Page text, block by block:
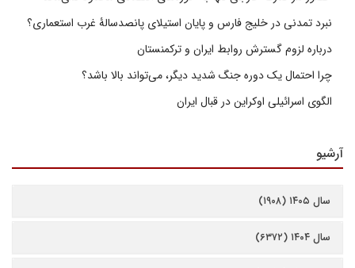
نبرد تمدنی در خلیج فارس و پایان استیلای پانصدسالۀ غرب استعماری؟
درباره لزوم گسترش روابط ایران و ترکمنستان
چرا احتمال یک دوره جنگ شدید دیگر، می‌تواند بالا باشد؟
الگوی اسرائیلی اوکراین در قبال ایران
آرشیو
سال ۱۴۰۵ (۱۹۰۸)
سال ۱۴۰۴ (۶۳۷۲)